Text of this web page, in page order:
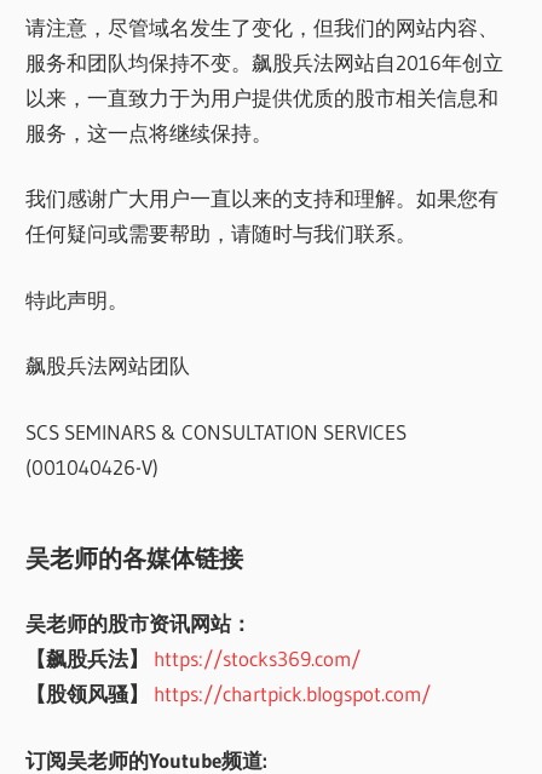
请注意，尽管域名发生了变化，但我们的网站内容、
服务和团队均保持不变。飙股兵法网站自2016年创立
以来，一直致力于为用户提供优质的股市相关信息和
服务，这一点将继续保持。
我们感谢广大用户一直以来的支持和理解。如果您有
任何疑问或需要帮助，请随时与我们联系。
特此声明。
飙股兵法网站团队
SCS SEMINARS & CONSULTATION SERVICES
(001040426-V)
吴老师的各媒体链接
吴老师的股市资讯网站：
【飙股兵法】
https://stocks369.com/
【股领风骚】
https://chartpick.blogspot.com/
订阅吴老师的Youtube频道: